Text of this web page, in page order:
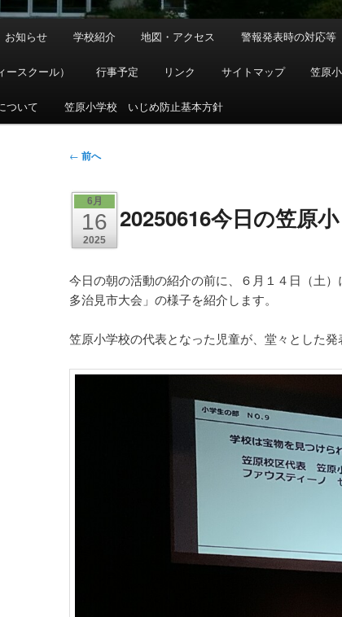
お知らせ 学校紹介 地図・アクセス 警報発表時の対応等
スクール） 行事予定 リンク サイトマップ 笠原
ついて 笠原小学校 いじめ防止基本方針
投
ナ
ビ
ー
シ
ョ
ン
← 前へ
6月
16
2025
20250616今日の笠原小
今日の朝の活動の紹介の前に、６月１４日（土
多治見市大会」の様子を紹介します。
笠原小学校の代表となった児童が、堂々とした発